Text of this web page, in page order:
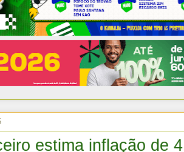
estima inflação de